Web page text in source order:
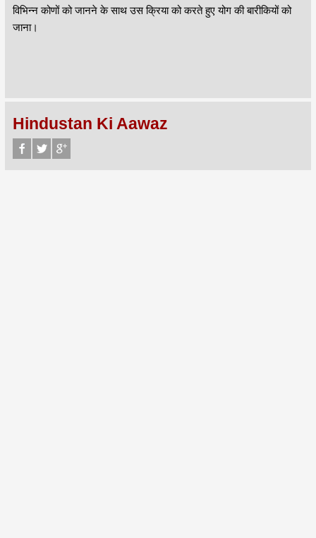
विभिन्न कोणों को जानने के साथ उस क्रिया को करते हुए योग की बारीकियों को
जाना।
Hindustan Ki Aawaz